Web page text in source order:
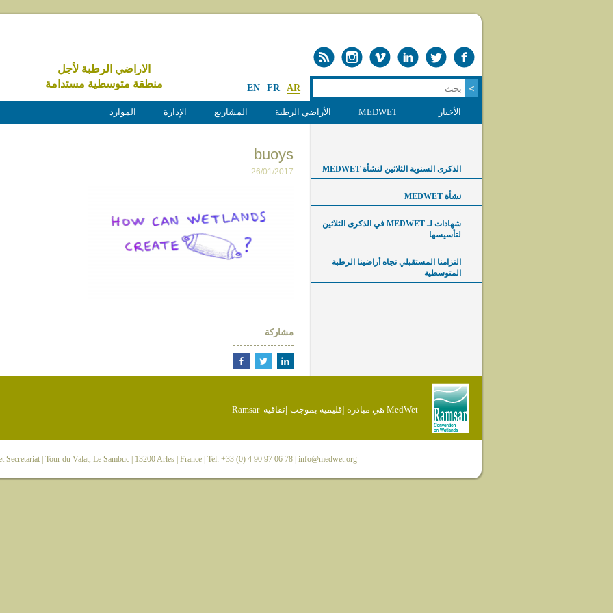
الاراضي الرطبة لأجل
منطقة متوسطية مستدامة
EN FR AR
الأخبار MEDWET الأراضي الرطبة المشاريع الإدارة الموارد
buoys
26/01/2017
مشاركة
الذكرى السنوية الثلاثين لنشأة MEDWET
نشأة MEDWET
شهادات لـ MEDWET في الذكرى الثلاثين
لتأسيسها
التزامنا المستقبلي تجاه أراضينا الرطبة
المتوسطية
MedWet هي مبادرة إقليمية بموجب إتفاقية Ramsar
Secretariat| Tour du Valat, Le Sambuc | 13200 Arles | France | Tel: +33 (0) 4 90 97 06 78 | info@medwet.org